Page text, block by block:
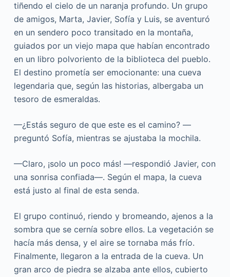
tiñendo el cielo de un naranja profundo. Un grupo
de amigos, Marta, Javier, Sofía y Luis, se aventuró
en un sendero poco transitado en la montaña,
guiados por un viejo mapa que habían encontrado
en un libro polvoriento de la biblioteca del pueblo.
El destino prometía ser emocionante: una cueva
legendaria que, según las historias, albergaba un
tesoro de esmeraldas.
—¿Estás seguro de que este es el camino? —
preguntó Sofía, mientras se ajustaba la mochila.
—Claro, ¡solo un poco más! —respondió Javier, con
una sonrisa confiada—. Según el mapa, la cueva
está justo al final de esta senda.
El grupo continuó, riendo y bromeando, ajenos a la
sombra que se cernía sobre ellos. La vegetación se
hacía más densa, y el aire se tornaba más frío.
Finalmente, llegaron a la entrada de la cueva. Un
gran arco de piedra se alzaba ante ellos, cubierto